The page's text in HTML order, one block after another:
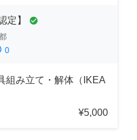
定】 check_circle
0
組み立て・解体（IKEA
¥5,000